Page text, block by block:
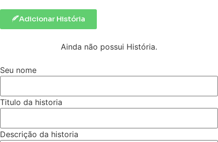
Adicionar História
Ainda não possui História.
Seu nome
Titulo da historia
Descrição da historia